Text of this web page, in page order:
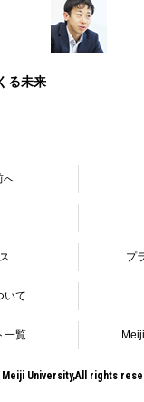
る未来
へ
プ
いて
一覧
University,All rights